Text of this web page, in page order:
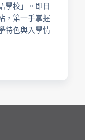
學校」。即日
，第一手掌握
特色與入學情